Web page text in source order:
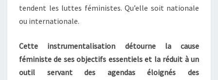
tendent les luttes féministes. Qu’elle soit nationale
ou internationale.
Cette instrumentalisation détourne la cause
féministe de ses objectifs essentiels et la réduit à un
outil servant des agendas éloignés des